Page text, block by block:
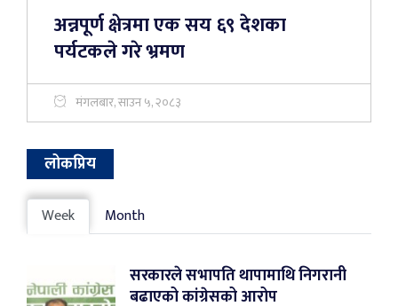
अन्नपूर्ण क्षेत्रमा एक सय ६९ देशका
पर्यटकले गरे भ्रमण
मंगलबार, साउन ५, २०८३
लोकप्रिय
Week Month
सरकारले सभापति थापामाथि निगरानी
बढाएको कांग्रेसको आरोप